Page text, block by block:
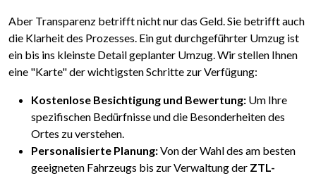
Aber Transparenz betrifft nicht nur das Geld. Sie betrifft auch
die Klarheit des Prozesses. Ein gut durchgeführter Umzug ist
ein bis ins kleinste Detail geplanter Umzug. Wir stellen Ihnen
eine "Karte" der wichtigsten Schritte zur Verfügung:
Kostenlose Besichtigung und Bewertung: Um Ihre
spezifischen Bedürfnisse und die Besonderheiten des
Ortes zu verstehen.
Personalisierte Planung:Von der Wahl des am besten
geeigneten Fahrzeugs bis zur Verwaltung der ZTL-